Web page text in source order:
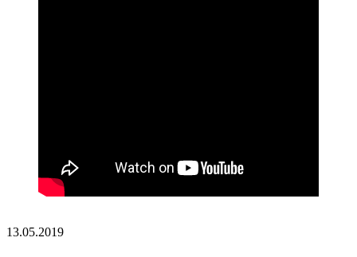
13.05.2019